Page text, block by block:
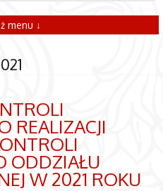
menu ↓
REALIZACJI
ODDZIAŁU
W 2021 ROKU